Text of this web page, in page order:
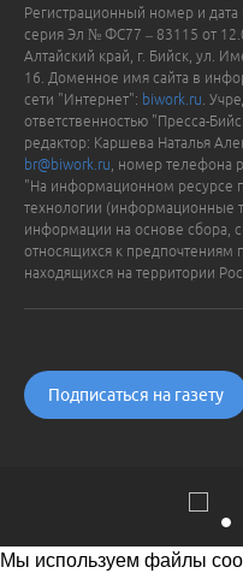
Регистрационный номер и
серия Эл № ФС77 – 83115 от
Алтайский край, г. Бийск, ул.
16. Доменное имя сайта в
сети "Интернет": biwork.ru .
ответственностью "Пресса-
редактор: Каршева Наталья
br@biwork.ru , номер телефона
"На информационном ресурсе
технологии (информационные
информации на основе сбора,
относящихся к предпочтениям
находящихся на территории
Подписаться на газету
Мы используем файлы